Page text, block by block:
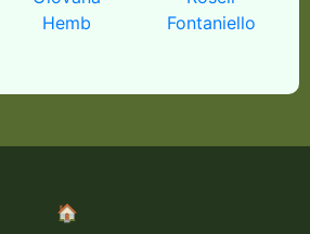
Hemb
Fontaniello
🏠